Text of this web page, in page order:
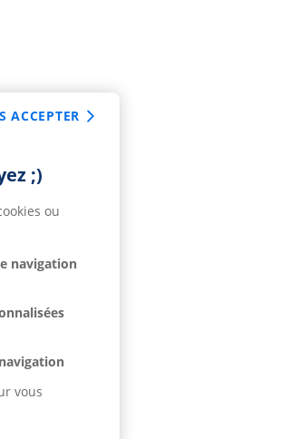
;)
ou
navigation
vous
ACCEPTER